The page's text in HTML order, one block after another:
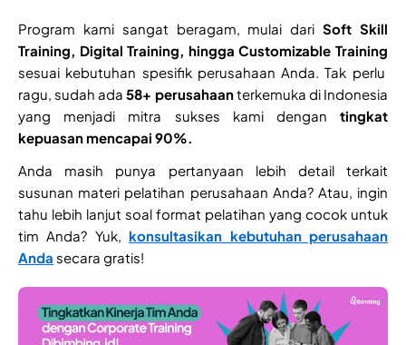
Program kami sangat beragam, mulai dariSoft Skill
Training, Digital Training, hingga Customizable Training
sesuai kebutuhan spesifik perusahaan Anda. Tak perlu
ragu, sudah ada58+ perusahaanterkemuka di Indonesia
yang menjadi mitra sukses kami dengan tingkat
kepuasan mencapai 90%.
Anda masih punya pertanyaan lebih detail terkait
susunan materi pelatihan perusahaan Anda? Atau, ingin
tahu lebih lanjut soal format pelatihan yang cocok untuk
tim Anda? Yuk,konsultasikan kebutuhan perusahaan
Anda secara gratis!